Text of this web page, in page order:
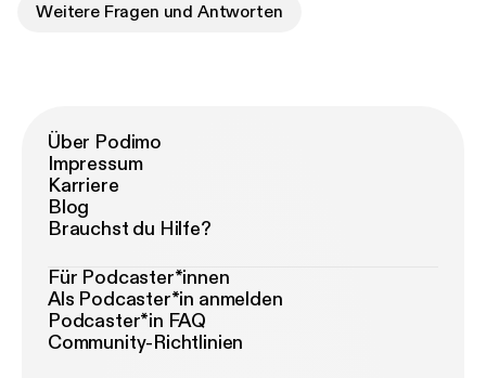
Weitere Fragen und Antworten
Über Podimo
Impressum
Karriere
Blog
Brauchst du Hilfe?
Für Podcaster*innen
Als Podcaster*in anmelden
Podcaster*in FAQ
Community-Richtlinien